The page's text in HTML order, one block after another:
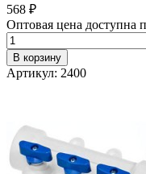
568 ₽
Оптовая цена доступна
В корзину
Артикул: 2400